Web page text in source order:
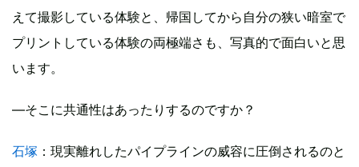
えて撮影している体験と、帰国してから自分の狭い暗室で
プリントしている体験の両極端さも、写真的で面白いと思
います。
―そこに共通性はあったりするのですか？
石塚 ：現実離れしたパイプラインの威容に圧倒されるのと